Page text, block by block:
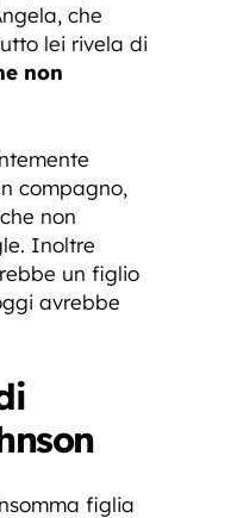
che
lei rivela di
non
compagno,
non
Inoltre
un figlio
avrebbe
figlia